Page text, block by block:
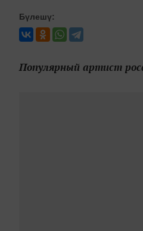
Бүлешү:
Популярный артист